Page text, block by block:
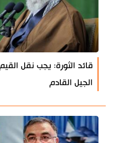
قائد الثورة: يجب نقل
الجيل القادم